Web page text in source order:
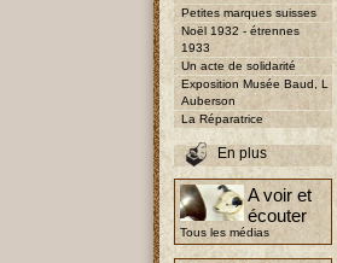
Petites marques suisses
Noël 1932 - étrennes
1933
Un acte de solidarité
Exposition Musée Baud, L
Auberson
La Réparatrice
En plus
A voir et
écouter
Tous les médias